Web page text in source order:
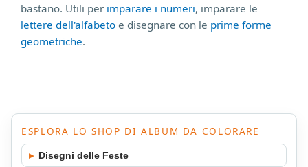
bastano. Utili per imparare i numeri, imparare le
lettere dell'alfabeto e disegnare con le prime forme
geometriche.
ESPLORA LO SHOP DI ALBUM DA COLORARE
▸ Disegni delle Feste